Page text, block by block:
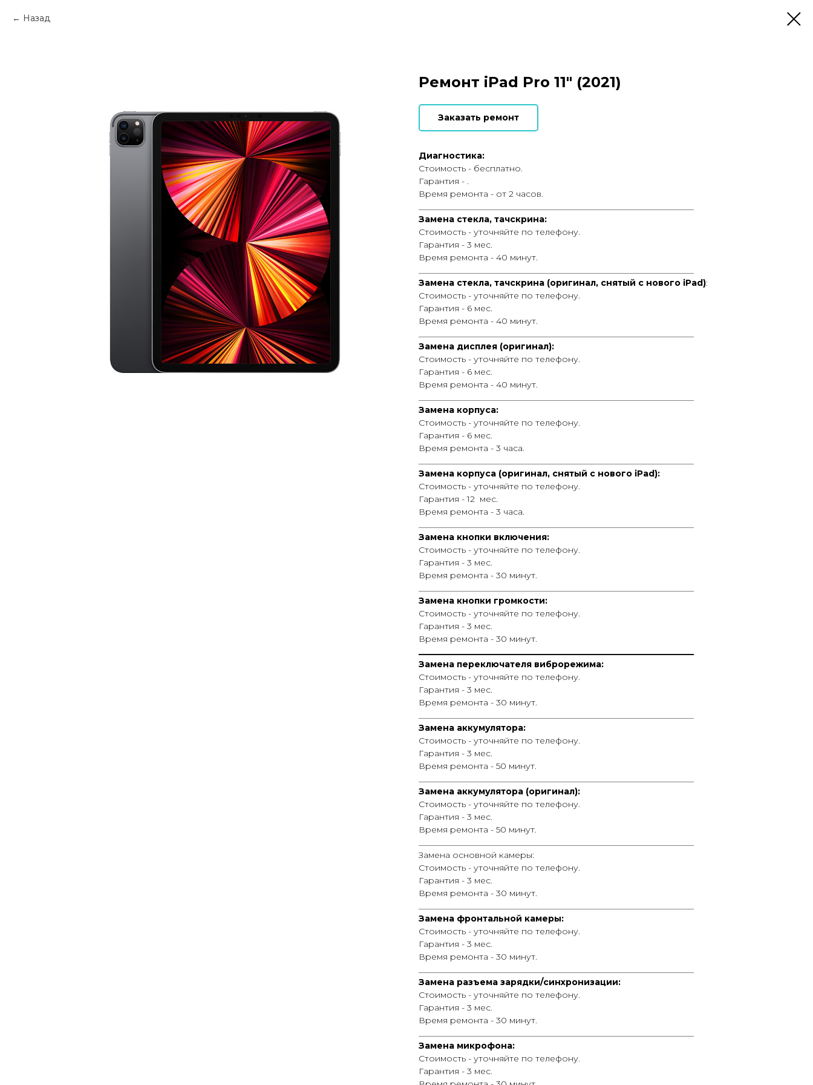
Назад
Ремонт iPad Pro 11" (2021)
Заказать ремонт
Диагностика:
Стоимость - бесплатно.
Гарантия - .
Время ремонта - от 2 часов.
Замена стекла, тачскрина:
Стоимость - уточняйте по телефону.
Гарантия - 3 мес.
Время ремонта - 40 минут.
Замена стекла, тачскрина (оригинал, снятый с нового iPad):
Стоимость - уточняйте по телефону.
Гарантия - 6 мес.
Время ремонта - 40 минут.
Замена дисплея (оригинал):
Стоимость - уточняйте по телефону.
Гарантия - 6 мес.
Время ремонта - 40 минут.
Замена корпуса:
Стоимость - уточняйте по телефону.
Гарантия - 6 мес.
Время ремонта - 3 часа.
Замена корпуса (оригинал, снятый с нового iPad):
Стоимость - уточняйте по телефону.
Гарантия - 12 мес.
Время ремонта - 3 часа.
Замена кнопки включения:
Стоимость - уточняйте по телефону.
Гарантия - 3 мес.
Время ремонта - 30 минут.
Замена кнопки громкости:
Стоимость - уточняйте по телефону.
Гарантия - 3 мес.
Время ремонта - 30 минут.
_________________________________________________________________
Замена переключателя виброрежима:
Стоимость - уточняйте по телефону.
Гарантия - 3 мес.
Время ремонта - 30 минут.
Замена аккумулятора:
Стоимость - уточняйте по телефону.
Гарантия - 3 мес.
Время ремонта - 50 минут.
Замена аккумулятора (оригинал):
Стоимость - уточняйте по телефону.
Гарантия - 3 мес.
Время ремонта - 50 минут.
Замена основной камеры:
Стоимость - уточняйте по телефону.
Гарантия - 3 мес.
Время ремонта - 30 минут.
Замена фронтальной камеры:
Стоимость - уточняйте по телефону.
Гарантия - 3 мес.
Время ремонта - 30 минут.
Замена разъема зарядки/синхронизации:
Стоимость - уточняйте по телефону.
Гарантия - 3 мес.
Время ремонта - 30 минут.
Замена микрофона:
Стоимость - уточняйте по телефону.
Гарантия - 3 мес.